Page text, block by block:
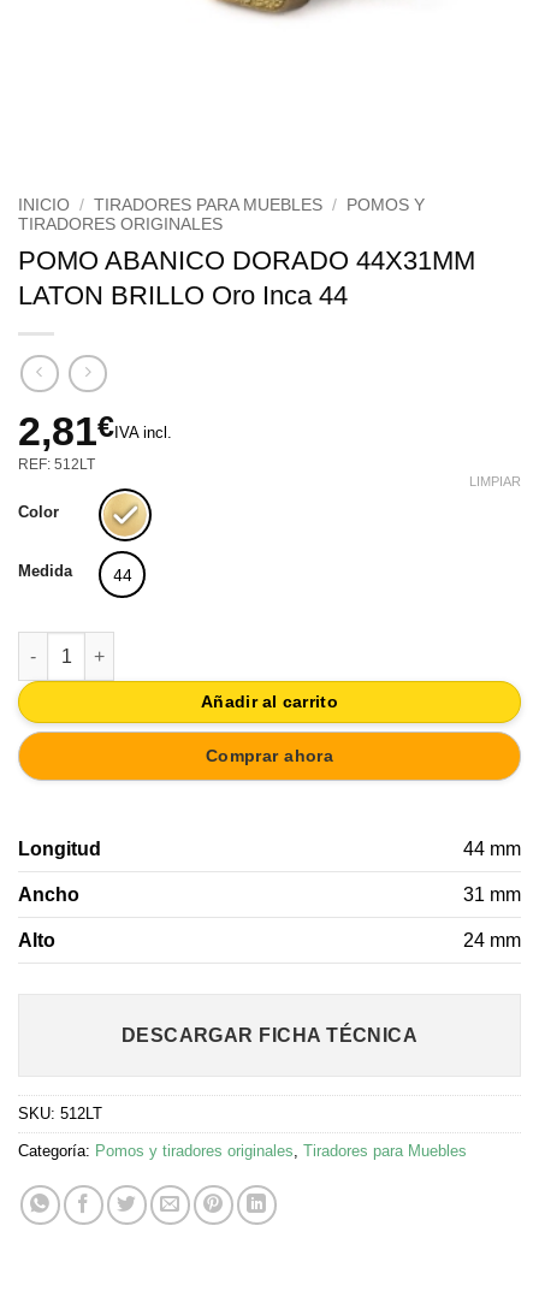
INICIO / TIRADORES PARA MUEBLES /
POMOS Y
TIRADORES ORIGINALES
POMO ABANICO DORADO 44X31MM
LATON BRILLO Oro Inca 44
2,81€ IVA incl.
REF: 512LT
Color
Medida 44
LIMPIAR
POMO ABANICO DORADO 44X31MM LATON BRILLO cantidad
Añadir al carrito
Comprar ahora
Longitud 44 mm
Ancho 31 mm
Alto 24 mm
DESCARGAR FICHA TÉCNICA
SKU: 512LT
Categoría: Pomos y tiradores originales, Tiradores para Muebles